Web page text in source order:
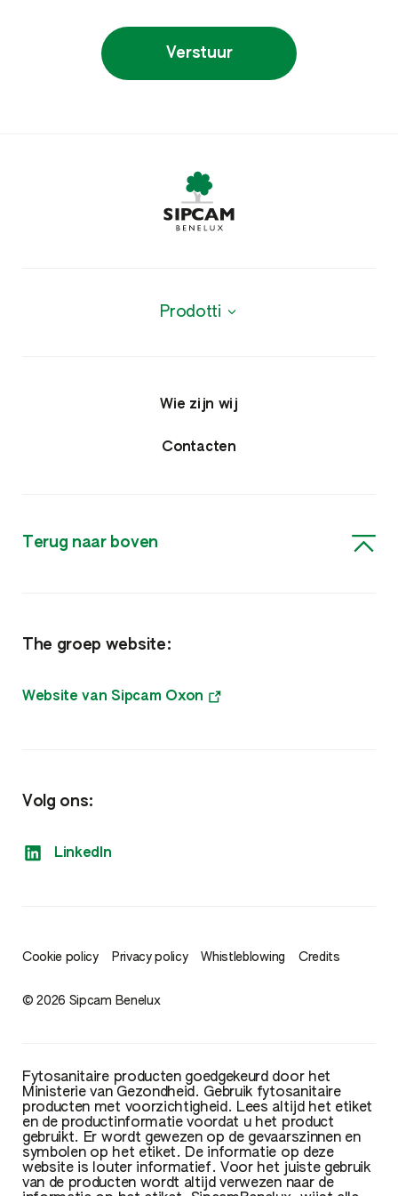
Verstuur
Prodotti
Wie zijn wij
Contacten
Terug naar boven
The groep website:
Website van Sipcam Oxon
Volg ons:
LinkedIn
© 2026 Sipcam Benelux
Cookie policy Privacy policy Whistleblowing Credits
Fytosanitaire producten goedgekeurd door het
Ministerie van Gezondheid. Gebruik fytosanitaire
producten met voorzichtigheid. Lees altijd het etiket
en de productinformatie voordat u het product
gebruikt. Er wordt gewezen op de gevaarszinnen en
symbolen op het etiket. De informatie op deze
website is louter informatief. Voor het juiste gebruik
van de producten wordt altijd verwezen naar de